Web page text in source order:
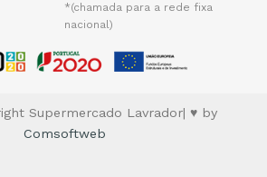
*(chamada para a rede fixa
nacional)
Supermercado Lavrador| ♥ by
Comsoftweb